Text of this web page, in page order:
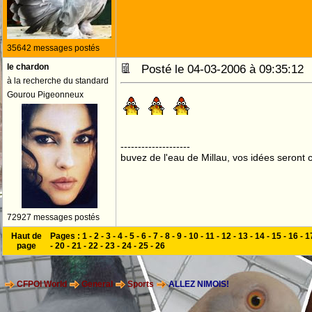
35642 messages postés
le chardon
à la recherche du standard
Gourou Pigeonneux
72927 messages postés
Posté le 04-03-2006 à
--------------------
buvez de l'eau de Millau, vos idées seront
Haut de
page
Pages : 1 - 2 - 3 - 4 - 5 - 6 - 7 - 8 - 9 - 10 - 11 - 12 - 13 - 14 - 15 - 16 -
- 20 - 21 - 22 - 23 - 24 - 25 - 26
CFPOI World General Sports ALLEZ NIMOIS!